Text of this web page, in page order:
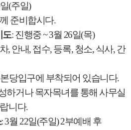
일(주일)
준비합시다.
도:진행중~ 3월 26일(목)
, 안내,접수,등록,청소,식사,간
당입구에 부착되어 있습니다.
하거나 목자목녀를 통해 사무실
니다.
: 3월 22일(주일) 2부예배 후